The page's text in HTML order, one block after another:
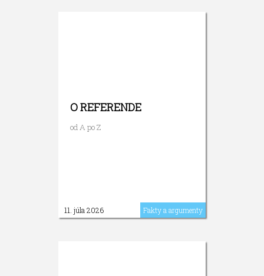
O REFERENDE
od A po Z
11. júla 2026 Fakty a argumenty